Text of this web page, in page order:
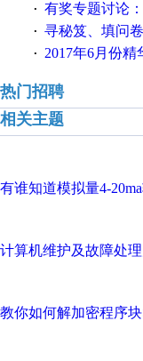
· 有奖专题讨论：面对低压
· 寻秘笈、填问
· 2017年6月份
热门招聘
相关主题
有谁知道模拟量4-
计算机维护及故障处
教你如何解加密程序块